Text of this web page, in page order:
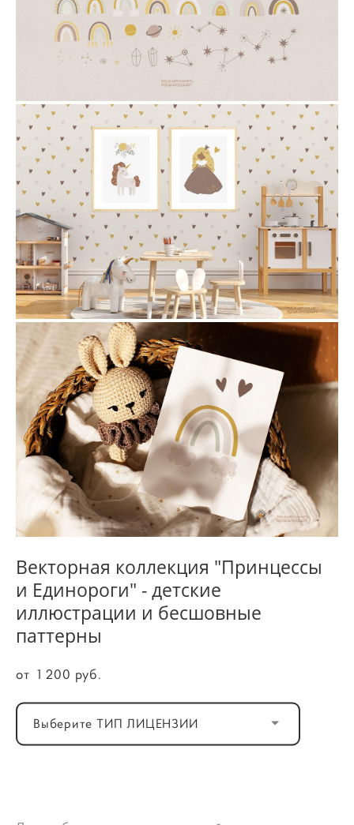
Векторная коллекция "Принцессы
и Единороги" - детские
иллюстрации и бесшовные
паттерны
от 1 200 pуб.
Выберите ТИП ЛИЦЕНЗИИ